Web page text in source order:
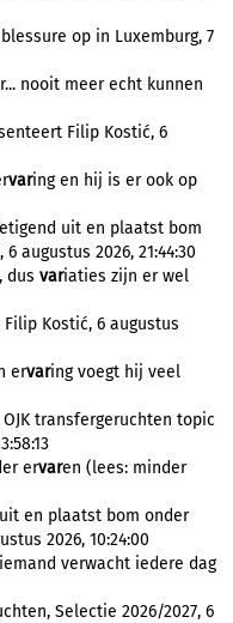
op in Luxemburg, 7
nooit meer echt kunnen
Filip Kostić, 6
varing en hij is er ook op
uit en plaatst bom
augustus 2026, 21:44:30
dus variaties zijn er wel
Kostić, 6 augustus
ervaring voegt hij veel
transfergeruchten topic
ervaren (lees: minder
en plaatst bom onder
2026, 10:24:00
verwacht iedere dag
Selectie 2026/2027, 6